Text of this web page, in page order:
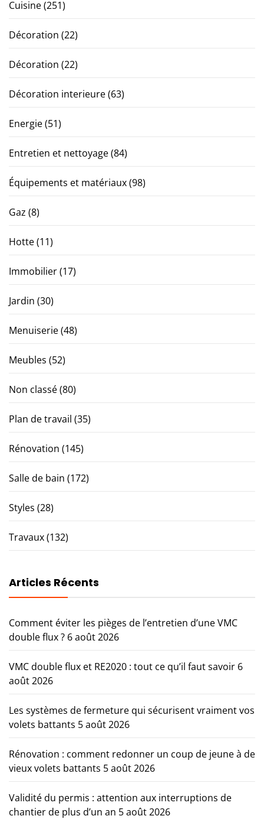
Cuisine(251)
Décoration (22)
Décoration (22)
Décoration interieure(63)
Energie(51)
Entretien et nettoyage(84)
Équipements et matériaux(98)
Gaz (8)
Hotte(11)
Immobilier(17)
Jardin (30)
Menuiserie(48)
Meubles (52)
Non classé(80)
Plan de travail (35)
Rénovation (145)
Salle de bain (172)
Styles (28)
Travaux(132)
Articles Récents
Comment éviter les pièges de l’entretien d’une VMC
double flux ? 6 août 2026
VMC double flux et RE2020 : tout ce qu’il faut savoir 6
août 2026
Les systèmes de fermeture qui sécurisent vraiment vos
volets battants 5 août 2026
Rénovation : comment redonner un coup de jeune à de
vieux volets battants 5 août 2026
Validité du permis : attention aux interruptions de
chantier de plus d’un an 5 août 2026